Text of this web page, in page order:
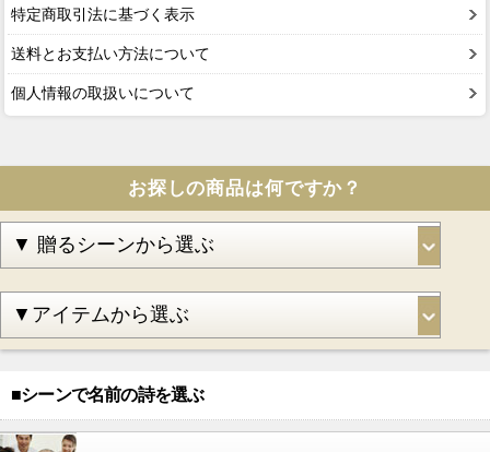
特定商取引法に基づく表示
送料とお支払い方法について
個人情報の取扱いについて
お探しの商品は何ですか？
■シーンで名前の詩を選ぶ